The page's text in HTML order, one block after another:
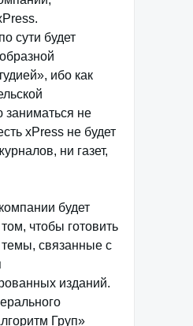
сути будет
ибо как
заниматься не
xPress не будет
ни газет,
будет
чтобы готовить
связанные с
изданий.
Груп»